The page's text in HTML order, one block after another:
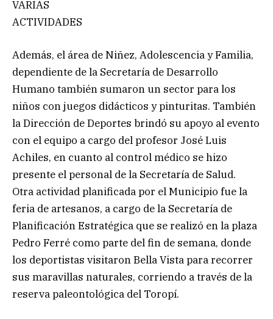
VARIAS
ACTIVIDADES
Además, el área de Niñez, Adolescencia y Familia,
dependiente de la Secretaría de Desarrollo
Humano también sumaron un sector para los
niños con juegos didácticos y pinturitas. También
la Dirección de Deportes brindó su apoyo al evento
con el equipo a cargo del profesor José Luis
Achiles, en cuanto al control médico se hizo
presente el personal de la Secretaría de Salud.
Otra actividad planificada por el Municipio fue la
feria de artesanos, a cargo de la Secretaría de
Planificación Estratégica que se realizó en la plaza
Pedro Ferré como parte del fin de semana, donde
los deportistas visitaron Bella Vista para recorrer
sus maravillas naturales, corriendo a través de la
reserva paleontológica del Toropí.